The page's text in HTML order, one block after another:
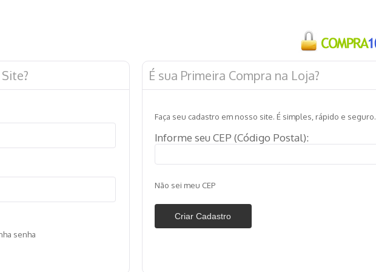
senha
É sua Primeira Compra na Loja?
Faça seu cadastro em nosso site. É simples, rápido e seguro.
Informe seu CEP (Código Postal):
Não sei meu CEP